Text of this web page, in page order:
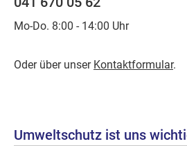
Mo-Do. 8:00 - 14:00 Uhr
Oder über unser Kontaktformular.
Umweltschutz ist uns